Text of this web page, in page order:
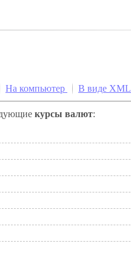
На компьютер В виде XML
курсы валют: